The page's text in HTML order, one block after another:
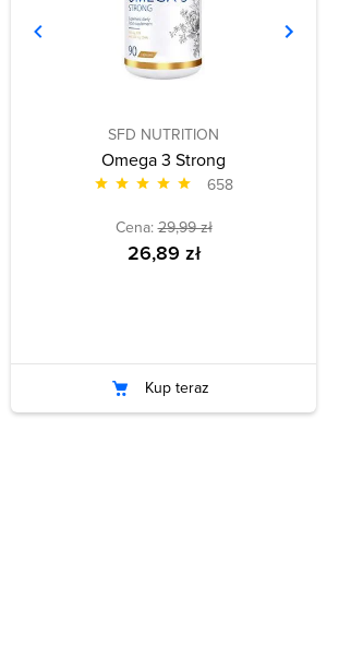
SFD NUTRITION
Omega 3 Strong
658
Cena:29,99 zł
26,89 zł
Kup teraz